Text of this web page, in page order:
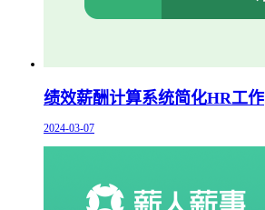
绩效薪酬计算系统简化HR工作
2024-03-07